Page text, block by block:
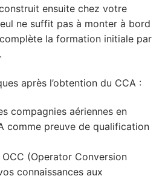
ensuite chez votre
ne suffit pas à monter à bord
la formation initiale par
après l’obtention du CCA :
compagnies aériennes en
comme preuve de qualification
(Operator Conversion
connaissances aux